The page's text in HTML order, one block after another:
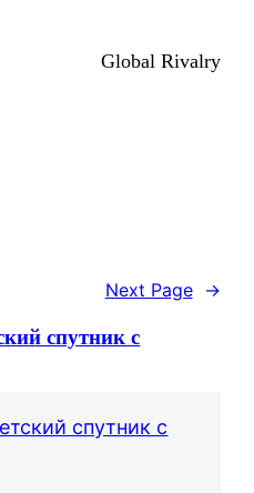
Global Rivalry
Next Page →
спутник с